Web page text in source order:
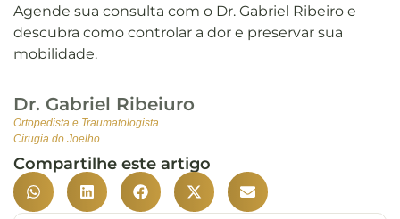
Agende sua consulta com o Dr. Gabriel Ribeiro e
descubra como controlar a dor e preservar sua
mobilidade.
Dr. Gabriel Ribeiuro
Ortopedista e Traumatologista
Cirugia do Joelho
Compartilhe este artigo